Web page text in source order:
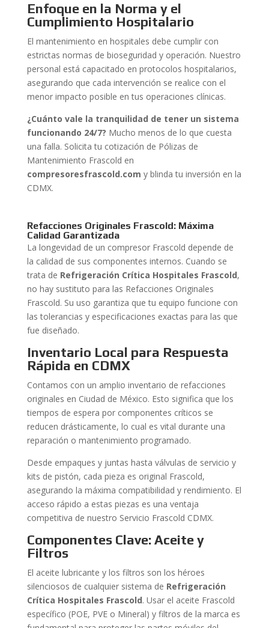
Enfoque en la Norma y el
Cumplimiento Hospitalario
El mantenimiento en hospitales debe cumplir con
estrictas normas de bioseguridad y operación. Nuestro
personal está capacitado en protocolos hospitalarios,
asegurando que cada intervención se realice con el
menor impacto posible en tus operaciones clínicas.
¿Cuánto vale la tranquilidad de tener un sistema
funcionando 24/7? Mucho menos de lo que cuesta
una falla. Solicita tu cotización de Pólizas de
Mantenimiento Frascold en
compresoresfrascold.com y blinda tu inversión en la
CDMX.
Refacciones Originales Frascold: Máxima
Calidad Garantizada
La longevidad de un compresor Frascold depende de
la calidad de sus componentes internos. Cuando se
trata de Refrigeración Crítica Hospitales Frascold,
no hay sustituto para las Refacciones Originales
Frascold. Su uso garantiza que tu equipo funcione con
las tolerancias y especificaciones exactas para las que
fue diseñado.
Inventario Local para Respuesta
Rápida en CDMX
Contamos con un amplio inventario de refacciones
originales en Ciudad de México. Esto significa que los
tiempos de espera por componentes críticos se
reducen drásticamente, lo cual es vital durante una
reparación o mantenimiento programado.
Desde empaques y juntas hasta válvulas de servicio y
kits de pistón, cada pieza es original Frascold,
asegurando la máxima compatibilidad y rendimiento. El
acceso rápido a estas piezas es una ventaja
competitiva de nuestro Servicio Frascold CDMX.
Componentes Clave: Aceite y
Filtros
El aceite lubricante y los filtros son los héroes
silenciosos de cualquier sistema de Refrigeración
Crítica Hospitales Frascold. Usar el aceite Frascold
específico (POE, PVE o Mineral) y filtros de la marca es